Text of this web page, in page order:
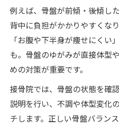
接骨院が提供する
ト
忙しい育児中でも無理
接骨院で提案する
骨盤矯正だけに頼ら
工夫
体幹機能を高める
が伝授
例えば、骨盤が前傾・後傾し
背中に負担がかかりやすくな
「お腹や下半身が痩せにくい
も。骨盤のゆがみが直接体型
めの対策が重要です。
接骨院では、骨盤の状態を確
説明を行い、不調や体型変化
チします。正しい骨盤バラン